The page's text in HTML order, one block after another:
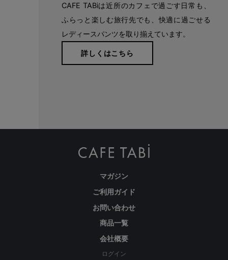
CAFE TABiは近所のカフェで過ごす日常も、
ふらっと楽しむ旅行先でも、快適に過ごせる
レディースパンツを取り揃えています。
詳しくはこちら
マガジン
ご利用ガイド
お問い合わせ
商品一覧
会社概要
ログイン